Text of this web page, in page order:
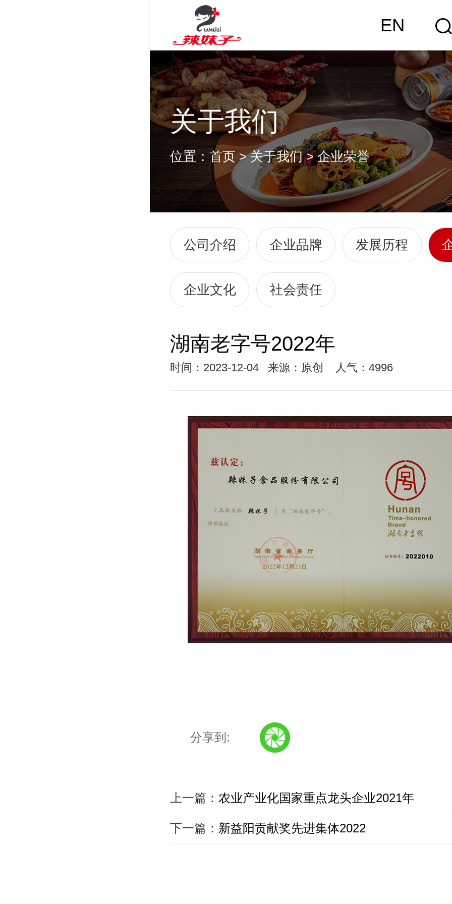
EN
关于我们
位置：首页 >关于我们>企业荣誉
公司介绍 企业品牌 发展历程
企业文化 社会责任
湖南老字号2022年
时间：2023-12-04 来源：原创 人气：4996
分享到:
上一篇： 农业产业化国家重点龙头企业2021年
下一篇： 新益阳贡献奖先进集体2022